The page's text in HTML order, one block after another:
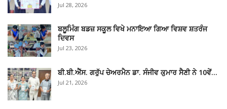
Jul 28, 2026
ਬਲੂਮਿੰਗ ਬਡਜ਼ ਸਕੂਲ ਵਿਖੇ ਮਨਾਇਆ ਗਿਆ ਵਿਸ਼ਵ ਸ਼ਤਰੰਜ
ਦਿਵਸ
Jul 23, 2026
ਬੀ.ਬੀ.ਐੱਸ. ਗਰੁੱਪ ਚੇਅਰਮੈਨ ਡਾ. ਸੰਜੀਵ ਕੁਮਾਰ ਸੈਣੀ ਨੇ 10ਵੇਂ…
Jul 21, 2026